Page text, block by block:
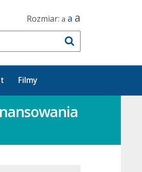
Rozmiar: a a a
Filmy